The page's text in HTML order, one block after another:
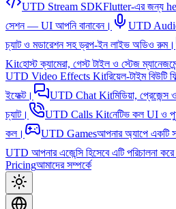
UTD Stream SDKFlutter-এর জন্য
সেশন — UI আপনি বানাবেন।
UTD
চ্যাট ও মডারেশন সহ ড্রপ-ইন লাইভ অডিও রুম।
Kitহোস্ট ক্যামেরা, গেস্ট টাইল ও স্টেজ
UTD Video Effects Kitরিয়েল-টাইম বিউটি
ইফেক্ট।
UTD Chat Kitমিডিয়া,
চ্যাট।
UTD Calls Kitনেটিভ কল UI ও
কল।
UTD Gamesআপনার অ্যাপে একটি
UTD আপনার এজেন্সি হিসেবে এটি পরিচালনা
Pricingআমাদের সম্পর্কে